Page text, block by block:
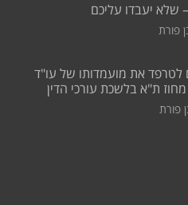
שלא יעבדו עליכם
פורת
לטרפד את מועמדותו של עו"ד
ת"א בלשכת עורכי הדין
פורת